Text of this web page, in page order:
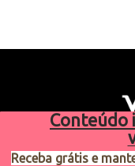
Conteúdo
Receba grátis e